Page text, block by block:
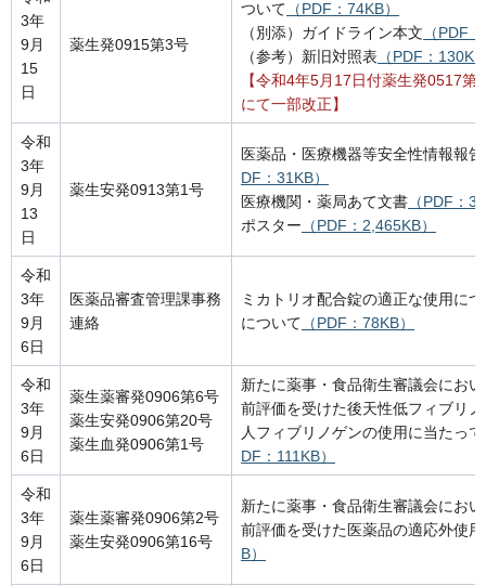
3年
9月
15
日
薬生発0915第3号
ついて （PDF：74KB）
（別添）ガイドライン本文 （PDF
（参考）新旧対照表 （PDF：
【令和4年5月17日付薬生発0517第
にて一部改正】
令和
3年
9月
13
日
薬生安発0913第1号
医薬品・医療機器等安全性情報報
DF：31KB）
医療機関・薬局あて文書 （PDF：
ポスター （PDF：2,465KB）
令和
3年
9月
6日
医薬品審査管理課事務
連絡
ミカトリオ配合錠の適正な使用に
について （PDF：78KB）
令和
3年
9月
6日
薬生薬審発0906第6号
薬生安発0906第20号
薬生血発0906第1号
新たに薬事・食品衛生審議会にお
前評価を受けた後天性低フィブリ
人フィブリノゲンの使用に当たっ
DF：111KB）
令和
3年
9月
6日
薬生薬審発0906第2号
薬生安発0906第16号
新たに薬事・食品衛生審議会にお
前評価を受けた医薬品の適応外使
B）